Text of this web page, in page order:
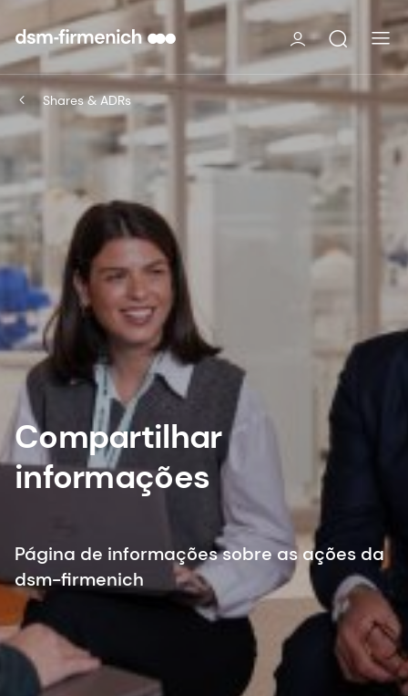
Shares & ADRs
Compartilhar
informações
Página de informações sobre as ações da
dsm-firmenich